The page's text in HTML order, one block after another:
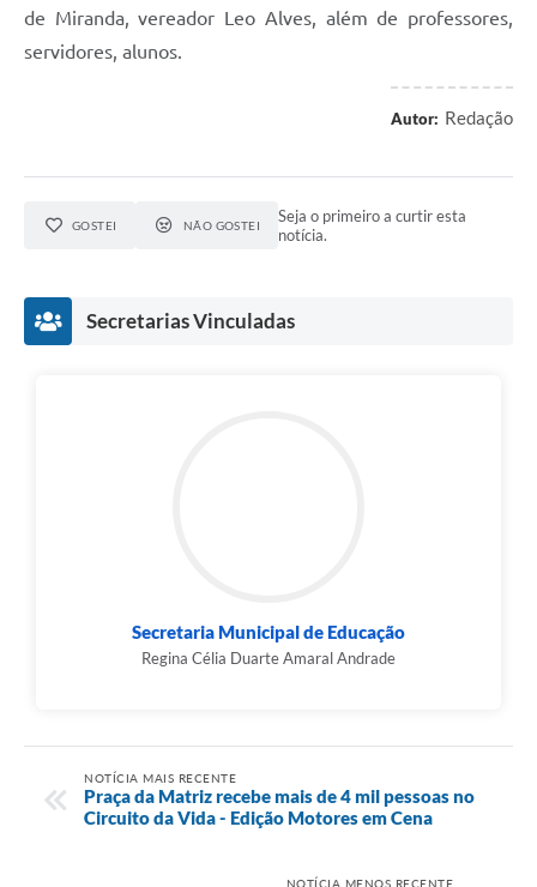
de Miranda, vereador Leo Alves, além de professores,
servidores, alunos.
Autor: Redação
GOSTEI NÃO GOSTEI
Seja o primeiro a curtir esta
notícia.
Secretarias Vinculadas
Secretaria Municipal de Educação
Regina Célia Duarte Amaral Andrade
NOTÍCIA MAIS RECENTE
Praça da Matriz recebe mais de 4 mil pessoas no
Circuito da Vida - Edição Motores em Cena
NOTÍCIA MENOS RECENTE